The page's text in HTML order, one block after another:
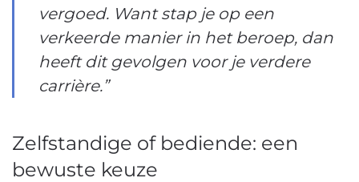
vergoed. Want stap je op een
verkeerde manier in het beroep, dan
heeft dit gevolgen voor je verdere
carrière.”
Zelfstandige of bediende: een
bewuste keuze